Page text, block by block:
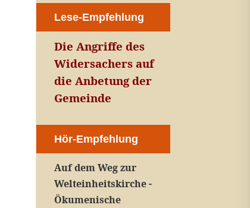
Lese-Empfehlung
Die Angriffe des
Widersachers auf
die Anbetung der
Gemeinde
Hör-Empfehlung
Auf dem Weg zur
Welteinheitskirche -
Ökumenische